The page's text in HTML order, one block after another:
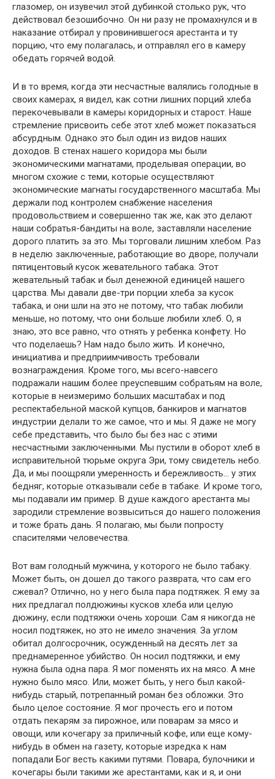
глазомер, он изувечил этой дубинкой столько рук, что
действовал безошибочно. Он ни разу не промахнулся и в
наказание отбирал у провинившегося арестанта и ту
порцию, что ему полагалась, и отправлял его в камеру
обедать горячей водой.
И в то время, когда эти несчастные валялись голодные в
своих камерах, я видел, как сотни лишних порций хлеба
перекочевывали в камеры коридорных и старост. Наше
стремление присвоить себе этот хлеб может показаться
абсурдным. Однако это был один из видов наших
доходов. В стенах нашего коридора мы были
экономическими магнатами, проделывая операции, во
многом схожие с теми, которые осуществляют
экономические магнаты государственного масштаба. Мы
держали под контролем снабжение населения
продовольствием и совершенно так же, как это делают
наши собратья-бандиты на воле, заставляли население
дорого платить за это. Мы торговали лишним хлебом. Раз
в неделю заключенные, работающие во дворе, получали
пятицентовый кусок жевательного табака. Этот
жевательный табак и был денежной единицей нашего
царства. Мы давали две-три порции хлеба за кусок
табака, и они шли на это не потому, что табак любили
меньше, но потому, что они больше любили хлеб. О, я
знаю, это все равно, что отнять у ребенка конфету. Но
что поделаешь? Нам надо было жить. И конечно,
инициатива и предприимчивость требовали
вознаграждения. Кроме того, мы всего-навсего
подражали нашим более преуспевшим собратьям на воле,
которые в неизмеримо больших масштабах и под
респектабельной маской купцов, банкиров и магнатов
индустрии делали то же самое, что и мы. Я даже не могу
себе представить, что было бы без нас с этими
несчастными заключенными. Мы пустили в оборот хлеб в
исправительной тюрьме округа Эри, тому свидетель небо.
Да, и мы поощряли умеренность и бережливость… у этих
бедняг, которые отказывали себе в табаке. И кроме того,
мы подавали им пример. В душе каждого арестанта мы
зародили стремление возвыситься до нашего положения
и тоже брать дань. Я полагаю, мы были попросту
спасителями человечества.
Вот вам голодный мужчина, у которого не было табаку.
Может быть, он дошел до такого разврата, что сам его
сжевал? Отлично, но у него была пара подтяжек. Я ему за
них предлагал полдюжины кусков хлеба или целую
дюжину, если подтяжки очень хороши. Сам я никогда не
носил подтяжек, но это не имело значения. За углом
обитал долгосрочник, осужденный на десять лет за
преднамеренное убийство. Он носил подтяжки, и ему
нужна была одна пара. Я мог поменять их на мясо. А мне
нужно было мясо. Или, может быть, у него был какой-
нибудь старый, потрепанный роман без обложки. Это
было целое состояние. Я мог прочесть его и потом
отдать пекарям за пирожное, или поварам за мясо и
овощи, или кочегару за приличный кофе, или еще кому-
нибудь в обмен на газету, которые изредка к нам
попадали Бог весть какими путями. Повара, булочники и
кочегары были такими же арестантами, как и я, и они